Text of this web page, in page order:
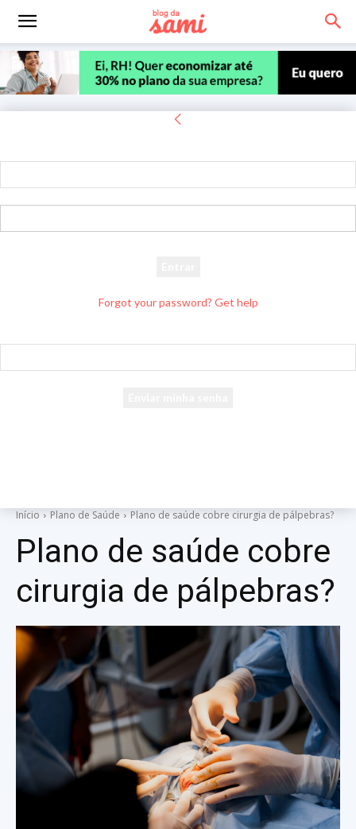
Forgot your password? Get help
Início Plano de Saúde Plano de saúde cobre cirurgia de pálpebras?
Plano de saúde cobre
cirurgia de pálpebras?